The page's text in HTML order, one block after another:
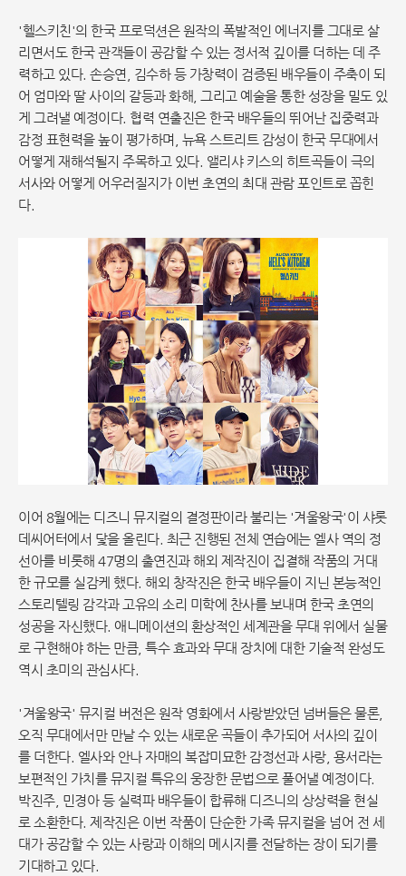
'헬스키친'의 한국 프로덕션은 원작의 폭발적인 에너지를 그대로 살
리면서도 한국 관객들이 공감할 수 있는 정서적 깊이를 더하는 데 주
력하고 있다. 손승연, 김수하 등 가창력이 검증된 배우들이 주축이 되
어 엄마와 딸 사이의 갈등과 화해, 그리고 예술을 통한 성장을 밀도 있
게 그려낼 예정이다. 협력 연출진은 한국 배우들의 뛰어난 집중력과
감정 표현력을 높이 평가하며, 뉴욕 스트리트 감성이 한국 무대에서
어떻게 재해석될지 주목하고 있다. 앨리샤 키스의 히트곡들이 극의
서사와 어떻게 어우러질지가 이번 초연의 최대 관람 포인트로 꼽힌
다.
이어 8월에는 디즈니 뮤지컬의 결정판이라 불리는 '겨울왕국'이 샤롯
데씨어터에서 닻을 올린다. 최근 진행된 전체 연습에는 엘사 역의 정
선아를 비롯해 47명의 출연진과 해외 제작진이 집결해 작품의 거대
한 규모를 실감케 했다. 해외 창작진은 한국 배우들이 지닌 본능적인
스토리텔링 감각과 고유의 소리 미학에 찬사를 보내며 한국 초연의
성공을 자신했다. 애니메이션의 환상적인 세계관을 무대 위에서 실물
로 구현해야 하는 만큼, 특수 효과와 무대 장치에 대한 기술적 완성도
역시 초미의 관심사다.
'겨울왕국' 뮤지컬 버전은 원작 영화에서 사랑받았던 넘버들은 물론,
오직 무대에서만 만날 수 있는 새로운 곡들이 추가되어 서사의 깊이
를 더한다. 엘사와 안나 자매의 복잡미묘한 감정선과 사랑, 용서라는
보편적인 가치를 뮤지컬 특유의 웅장한 문법으로 풀어낼 예정이다.
박진주, 민경아 등 실력파 배우들이 합류해 디즈니의 상상력을 현실
로 소환한다. 제작진은 이번 작품이 단순한 가족 뮤지컬을 넘어 전 세
대가 공감할 수 있는 사랑과 이해의 메시지를 전달하는 장이 되기를
기대하고 있다.